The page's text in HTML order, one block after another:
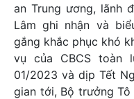
an Trung ương, lãnh
Lâm ghi nhận và
gắng khắc phục khó
vụ của CBCS toàn
01/2023 và dịp Tết
gian tới, Bộ trưởng